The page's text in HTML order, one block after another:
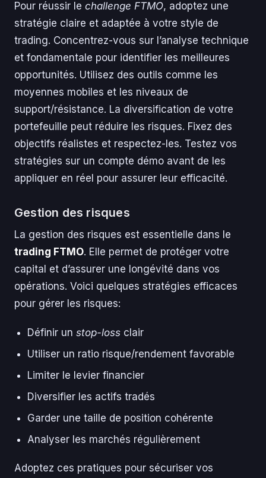
Pour réussir le challenge FTMO, adoptez une
stratégie claire et adaptée à votre style de
trading. Concentrez-vous sur l’analyse technique
et fondamentale pour identifier les meilleures
opportunités. Utilisez des outils comme les
moyennes mobiles et les niveaux de
support/résistance. La diversification de votre
portefeuille peut réduire les risques. Fixez des
objectifs réalistes et respectez-les. Testez vos
stratégies sur un compte démo avant de les
appliquer en réel pour assurer leur efficacité.
Gestion des risques
La gestion des risques est essentielle dans le
trading FTMO. Elle permet de protéger votre
capital et d’assurer une longévité dans vos
opérations. Voici quelques stratégies efficaces
pour gérer les risques:
Définir un stop-loss clair
Utiliser un ratio risque/rendement favorable
Limiter le levier financier
Diversifier les actifs tradés
Garder une taille de position cohérente
Analyser les marchés régulièrement
Adoptez ces pratiques pour sécuriser vos